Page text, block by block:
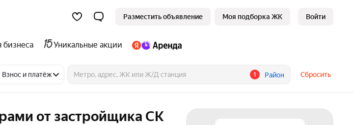
Разместить объявление Моя подборка ЖК Войти
бизнеса Уникальные акции
Взнос и платёж 1 Район Сбросить
от застройщика СК